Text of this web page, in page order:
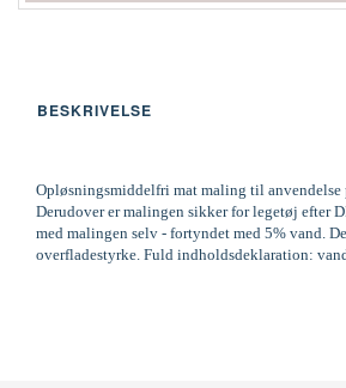
BESKRIVELSE
Opløsningsmiddelfri mat maling til anvendelse
Derudover er malingen sikker for legetøj efter
med malingen selv - fortyndet med 5% vand.
overfladestyrke. Fuld indholdsdeklaration: